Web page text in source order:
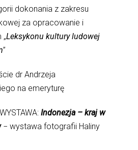
dokonania z zakresu
za opracowanie i
„Leksykonu kultury ludowej
”
dr Andrzeja
na emeryturę
Indonezja – kraj w
− wystawa fotografii Haliny